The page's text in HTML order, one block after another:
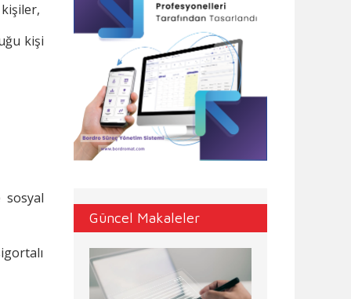
kişi
sosyal
Güncel Makaleler